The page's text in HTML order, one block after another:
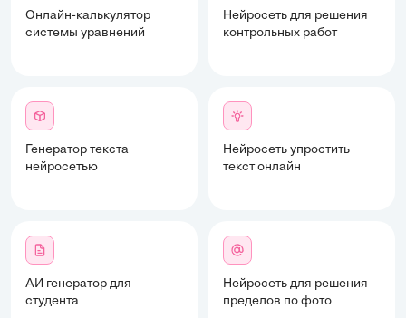
Онлайн-калькулятор
системы уравнений
Нейросеть для решения
контрольных работ
Генератор текста
нейросетью
Нейросеть упростить
текст онлайн
АИ генератор для
студента
Нейросеть для решения
пределов по фото